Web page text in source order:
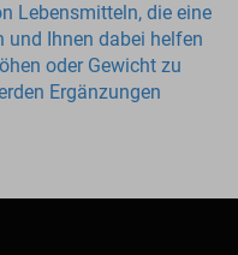
Lebensmitteln, die eine
und Ihnen dabei helfen
oder Gewicht zu
Ergänzungen